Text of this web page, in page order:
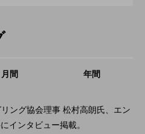
月間 年間
ング協会理事 松村高朗氏、エン
インタビュー掲載。